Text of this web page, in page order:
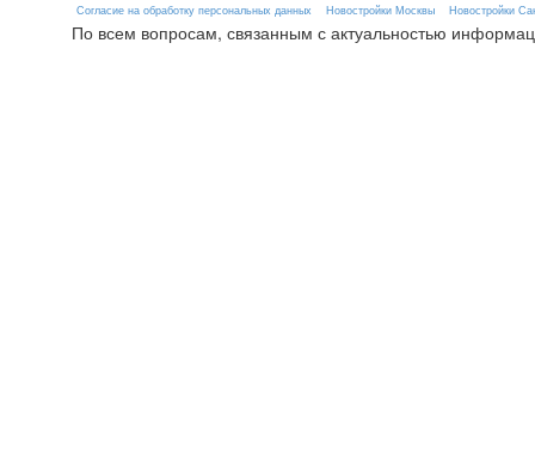
Согласие на обработку персональных данных
Новостройки Москвы Новостройки
По всем вопросам, связанным с актуальностью